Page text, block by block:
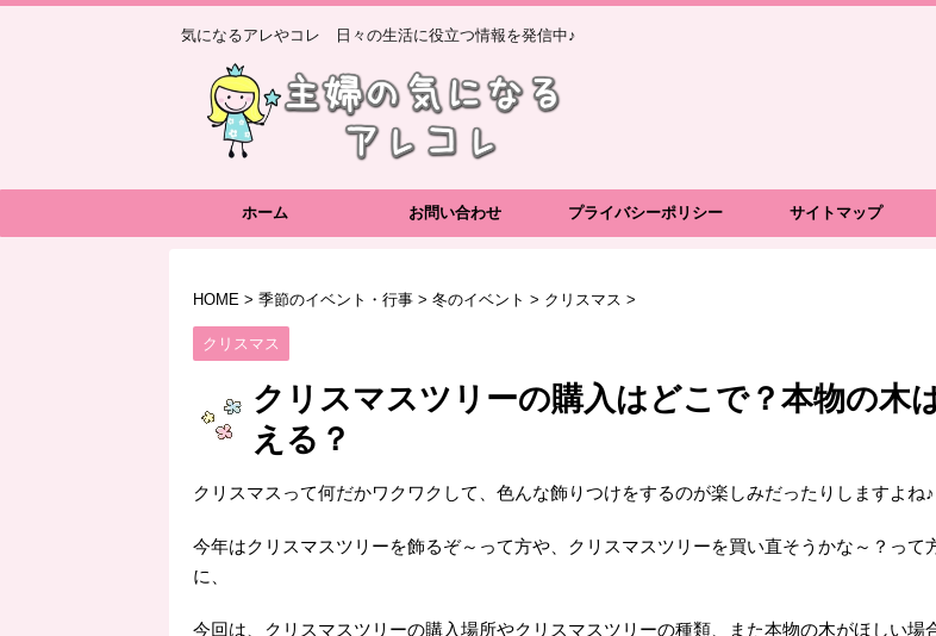
気になるアレやコレ 日々の生活に役立つ情報を発信中♪
ホーム お問い合わせ プライバシーポリシー サイトマップ
HOME > 季節のイベント・行事 > 冬のイベント > クリスマス >
クリスマス
クリスマスツリーの購入はどこで？本物の木
える？
クリスマスって何だかワクワクして、色んな飾りつけをするのが楽しみだったりしますよね♪
今年はクリスマスツリーを飾るぞ～って方や、クリスマスツリーを買い直そうかな～？って
に、
今回は、クリスマスツリーの購入場所やクリスマスツリーの種類、また本物の木がほしい場